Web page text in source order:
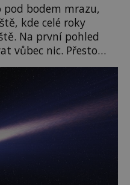
bodem mrazu,
kde celé roky
Na první pohled
vůbec nic. Přesto
které
nový nález mění
dokáže příroda a
[…]